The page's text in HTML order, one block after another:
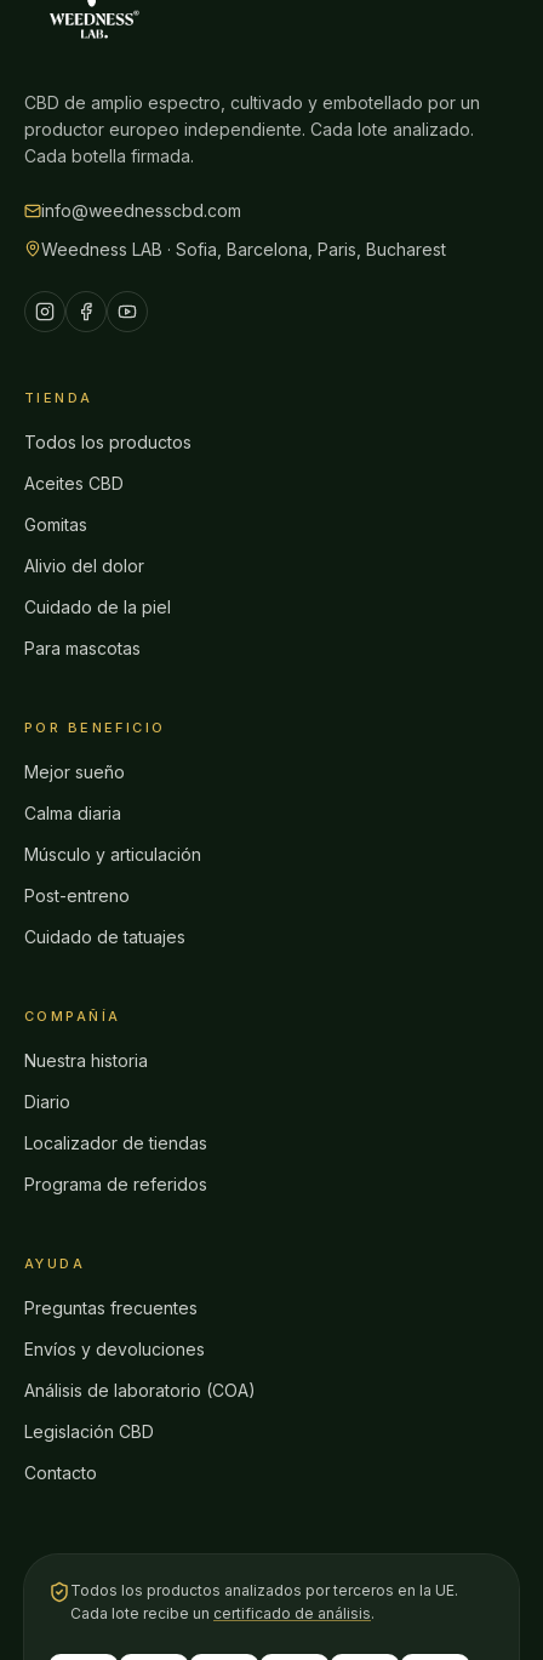
CBD de amplio espectro, cultivado y embotellado por un
productor europeo independiente. Cada lote analizado.
Cada botella firmada.
info@weednesscbd.com
Weedness LAB · Sofia, Barcelona, Paris, Bucharest
TIENDA
Todos los productos
Aceites CBD
Gomitas
Alivio del dolor
Cuidado de la piel
Para mascotas
POR BENEFICIO
Mejor sueño
Calma diaria
Músculo y articulación
Post-entreno
Cuidado de tatuajes
COMPAÑÍA
Nuestra historia
Diario
Localizador de tiendas
Programa de referidos
AYUDA
Preguntas frecuentes
Envíos y devoluciones
Análisis de laboratorio (COA)
Legislación CBD
Contacto
Todos los productos analizados por terceros en la UE.
Cada lote recibe un certificado de análisis.